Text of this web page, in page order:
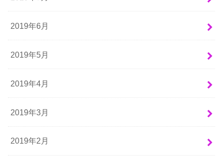
2019年6月
2019年5月
2019年4月
2019年3月
2019年2月